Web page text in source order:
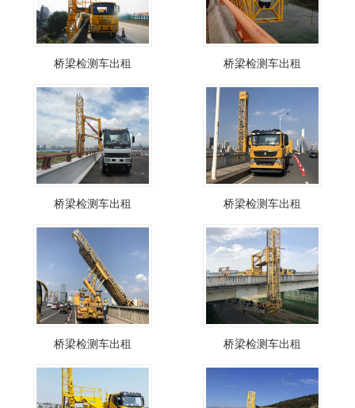
桥梁检测车出租 桥梁检测车出租
桥梁检测车出租 桥梁检测车出租
桥梁检测车出租 桥梁检测车出租